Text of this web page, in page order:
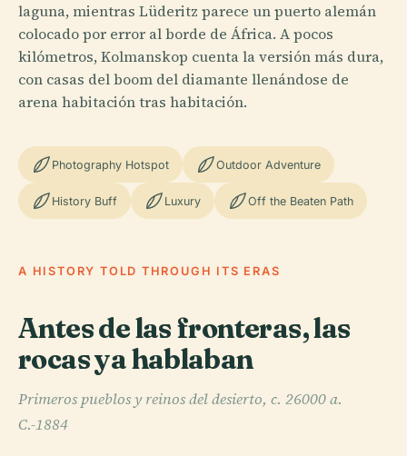
laguna, mientras Lüderitz parece un puerto alemán
colocado por error al borde de África. A pocos
kilómetros, Kolmanskop cuenta la versión más dura,
con casas del boom del diamante llenándose de
arena habitación tras habitación.
Photography Hotspot Outdoor Adventure
History Buff Luxury Off the Beaten Path
A HISTORY TOLD THROUGH ITS ERAS
Antes de las fronteras, las
rocas ya hablaban
Primeros pueblos y reinos del desierto, c. 26000 a.
C.-1884